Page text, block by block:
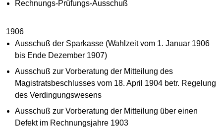
Rechnungs-Prüfungs-Ausschuß
1906
Ausschuß der Sparkasse (Wahlzeit vom 1. Januar 1906
bis Ende Dezember 1907)
Ausschuß zur Vorberatung der Mitteilung des
Magistratsbeschlusses vom 18. April 1904 betr. Regelung
des Verdingungswesens
Ausschuß zur Vorberatung der Mitteilung über einen
Defekt im Rechnungsjahre 1903